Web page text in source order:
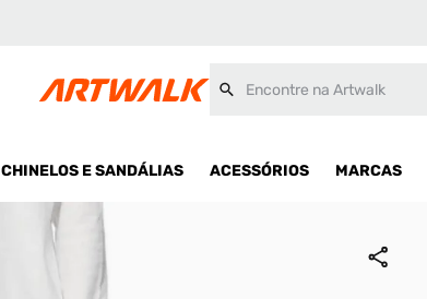
CHINELOS E SANDÁLIAS ACESSÓRIOS MARCAS